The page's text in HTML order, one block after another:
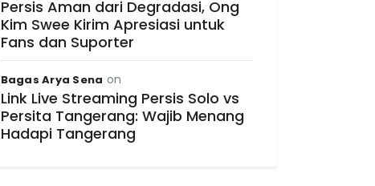
Persis Aman dari Degradasi, Ong
Kim Swee Kirim Apresiasi untuk
Fans dan Suporter
Bagas Arya Sena on
Link Live Streaming Persis Solo vs
Persita Tangerang: Wajib Menang
Hadapi Tangerang